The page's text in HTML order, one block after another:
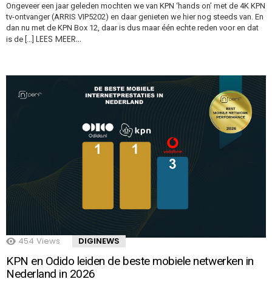
Ongeveer een jaar geleden mochten we van KPN ‘hands on’ met de 4K KPN
tv-ontvanger (ARRIS VIP5202) en daar genieten we hier nog steeds van. En
dan nu met de KPN Box 12, daar is dus maar één echte reden voor en dat
is de […] LEES MEER…
454 Views DIGINEWS
KPN en Odido leiden de beste mobiele netwerken in
Nederland in 2026